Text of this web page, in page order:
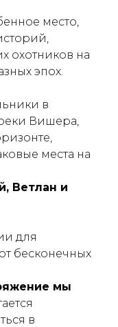
место,
охотников на
эпох.
в
Вишера,
места на
Ветлан и
для
бесконечных
мы
в